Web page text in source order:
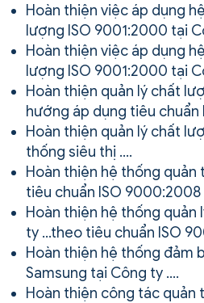
Hoàn thiện việc áp dụng
lượng ISO 9001:2000 tại
Hoàn thiện việc áp dụng
lượng ISO 9001:2000 tại
Hoàn thiện quản lý chất
hướng áp dụng tiêu chuẩn
Hoàn thiện quản lý chất
thống siêu thị ….
Hoàn thiện hệ thống
tiêu chuẩn ISO
Hoàn thiện hệ thống quản
ty …theo tiêu chuẩn ISO
Hoàn thiện hệ thống đảm
Samsung tại Công ty ….
Hoàn thiện công tác quản